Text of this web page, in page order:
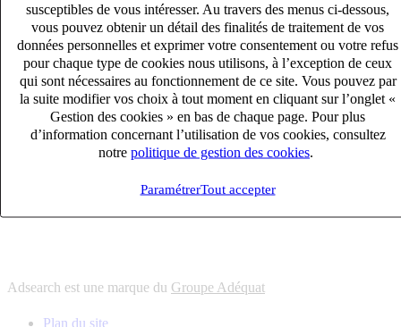
susceptibles de vous intéresser. Au travers des menus ci-dessous,
vous pouvez obtenir un détail des finalités de traitement de vos
données personnelles et exprimer votre consentement ou votre refus
pour chaque type de cookies nous utilisons, à l’exception de ceux
qui sont nécessaires au fonctionnement de ce site. Vous pouvez par
la suite modifier vos choix à tout moment en cliquant sur l’onglet «
Gestion des cookies » en bas de chaque page. Pour plus
d’information concernant l’utilisation de vos cookies, consultez
notre politique de gestion des cookies
ParamétrerTout accepter
connaître votre secteur et ses enjeux
12 bureaux en France
proximité avec nos clients et nos talents
6 solutions
s'adapter à vos besoin en recrutement
10 univers
connaître votre secteur et ses enjeux
proximité avec nos clients et nos talents
Adsearch est une marque du Groupe Adéquat
Plan du site